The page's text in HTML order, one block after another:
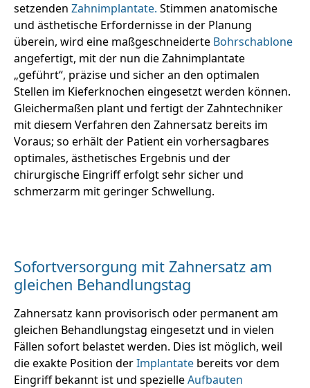
setzenden Zahnimplantate. Stimmen anatomische
und ästhetische Erfordernisse in der Planung
überein, wird eine maßgeschneiderte Bohrschablone
angefertigt, mit der nun die Zahnimplantate
„geführt“, präzise und sicher an den optimalen
Stellen im Kieferknochen eingesetzt werden können.
Gleichermaßen plant und fertigt der Zahntechniker
mit diesem Verfahren den Zahnersatz bereits im
Voraus; so erhält der Patient ein vorhersagbares
optimales, ästhetisches Ergebnis und der
chirurgische Eingriff erfolgt sehr sicher und
schmerzarm mit geringer Schwellung.
Sofortversorgung mit Zahnersatz am
gleichen Behandlungstag
Zahnersatz kann provisorisch oder permanent am
gleichen Behandlungstag eingesetzt und in vielen
Fällen sofort belastet werden. Dies ist möglich, weil
die exakte Position derImplantate bereits vor dem
Eingriff bekannt ist und spezielleAufbauten